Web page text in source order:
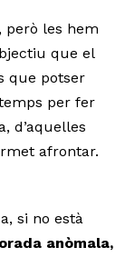
però les hem
que el
que potser
per fer
d’aquelles
afrontar.
si no està
anòmala,